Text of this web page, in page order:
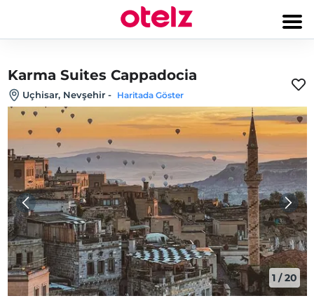
Karma Suites Cappadocia
Uçhisar, Nevşehir - Haritada Göster
1 /20